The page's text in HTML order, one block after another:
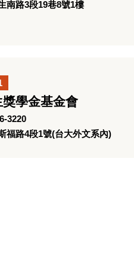
南路3段19巷8號1樓
學金基金會
3220
福路4段1號(台大外文系內)